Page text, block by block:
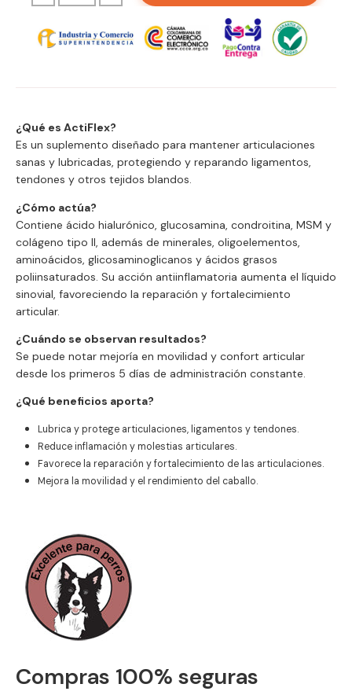
¿Qué es ActiFlex?
Es un suplemento diseñado para mantener articulaciones
sanas y lubricadas, protegiendo y reparando ligamentos,
tendones y otros tejidos blandos.
¿Cómo actúa?
Contiene ácido hialurónico, glucosamina, condroitina, MSM y
colágeno tipo II, además de minerales, oligoelementos,
aminoácidos, glicosaminoglicanos y ácidos grasos
poliinsaturados. Su acción antiinflamatoria aumenta el líquido
sinovial, favoreciendo la reparación y fortalecimiento
articular.
¿Cuándo se observan resultados?
Se puede notar mejoría en movilidad y confort articular
desde los primeros 5 días de administración constante.
¿Qué beneficios aporta?
Lubrica y protege articulaciones, ligamentos y tendones.
Reduce inflamación y molestias articulares.
Favorece la reparación y fortalecimiento de las articulaciones.
Mejora la movilidad y el rendimiento del caballo.
Compras 100% seguras